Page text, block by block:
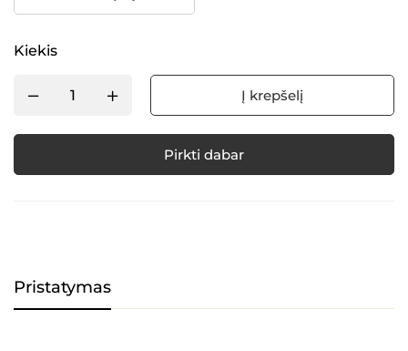
Kiekis
Į krepšelį
Pirkti dabar
Pristatymas